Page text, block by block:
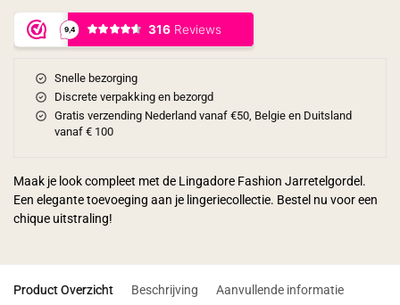
Snelle bezorging
Discrete verpakking en bezorgd
Gratis verzending Nederland vanaf €50, Belgie en Duitsland
vanaf € 100
Maak je look compleet met de Lingadore Fashion Jarretelgordel.
Een elegante toevoeging aan je lingeriecollectie. Bestel nu voor een
chique uitstraling!
Product Overzicht Beschrijving Aanvullende informatie